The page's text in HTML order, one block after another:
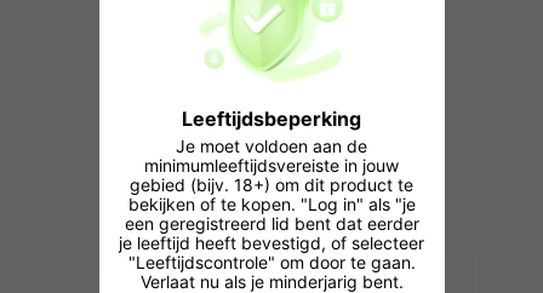
Leeftijdsbeperking
Je moet voldoen aan de
minimumleeftijdsvereiste in jouw
gebied (bijv. 18+) om dit product te
bekijken of te kopen. "Log in" als "je
een geregistreerd lid bent dat eerder
je leeftijd heeft bevestigd, of selecteer
"Leeftijdscontrole" om door te gaan.
Verlaat nu als je minderjarig bent.